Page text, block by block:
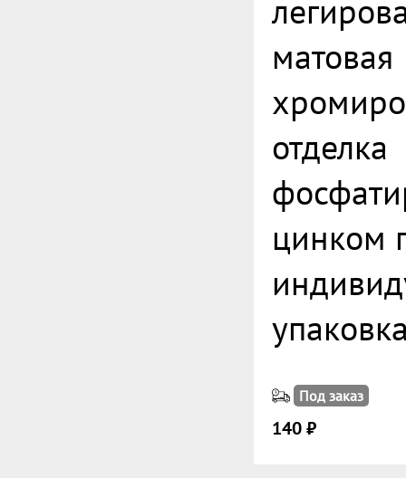
матовая
отделка
цинком
Под заказ
140 ₽